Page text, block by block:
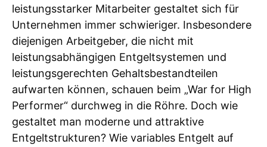
leistungsstarker Mitarbeiter gestaltet sich für
Unternehmen immer schwieriger. Insbesondere
diejenigen Arbeitgeber, die nicht mit
leistungsabhängigen Entgeltsystemen und
leistungsgerechten Gehaltsbestandteilen
aufwarten können, schauen beim „War for High
Performer“ durchweg in die Röhre. Doch wie
gestaltet man moderne und attraktive
Entgeltstrukturen? Wie variables Entgelt auf